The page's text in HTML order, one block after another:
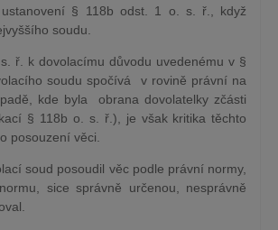
§ 118b odst. 1 o. s. ř., když
soudu.
ř. k dovolacímu důvodu uvedenému v §
soudu spočívá v rovině právní na
kde byla obrana dovolatelky zčásti
§ 118b o. s. ř.), je však kritika těchto
posouzení věci.
soud posoudil věc podle právní normy,
sice správně určenou, nesprávně